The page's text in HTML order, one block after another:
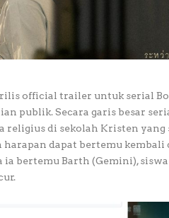
official trailer untuk serial
publik. Secara garis besar
religius di sekolah Kristen yang
dapat bertemu kembali
ia bertemu Barth (Gemini),